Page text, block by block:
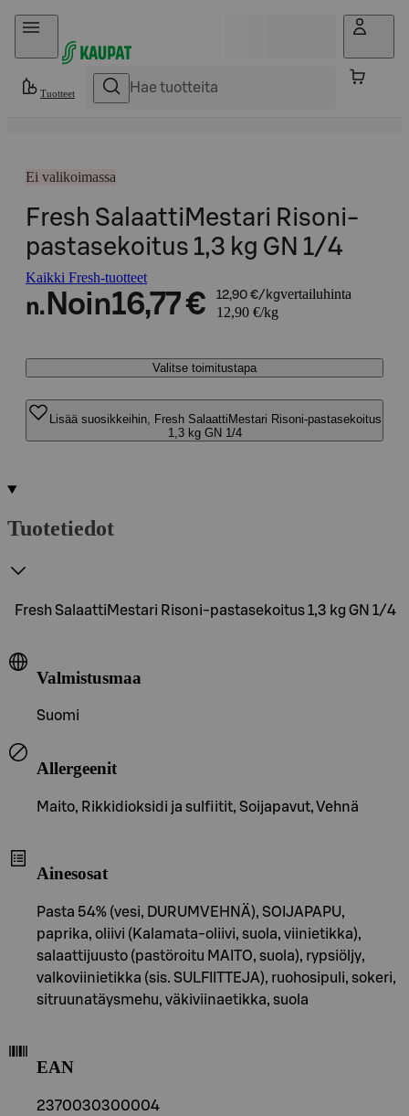
Hyppää sisältöön
Tuotteet
Ei valikoimassa
Fresh SalaattiMestari Risoni-
pastasekoitus 1,3 kg GN 1/4
Kaikki Fresh-tuotteet
n. Noin16,77 € 12,90 €/kgvertailuhinta
12,90 €/kg
Valitse toimitustapa
Lisää suosikkeihin, Fresh SalaattiMestari Risoni-pastasekoitus
1,3 kg GN 1/4
Tuotetiedot
Fresh SalaattiMestari Risoni-pastasekoitus 1,3 kg GN 1/4
Valmistusmaa
Suomi
Allergeenit
Maito, Rikkidioksidi ja sulfiitit, Soijapavut, Vehnä
Ainesosat
Pasta 54% (vesi, DURUMVEHNÄ), SOIJAPAPU,
paprika, oliivi (Kalamata-oliivi, suola, viinietikka),
salaattijuusto (pastöroitu MAITO, suola), rypsiöljy,
valkoviinietikka (sis. SULFIITTEJA), ruohosipuli, sokeri,
sitruunatäysmehu, väkiviinaetikka, suola
EAN
2370030300004